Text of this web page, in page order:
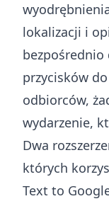
lokalizacji i
bezpośrednio
przycisków
odbiorców,
wydarzenie,
Dwa
których
Text to